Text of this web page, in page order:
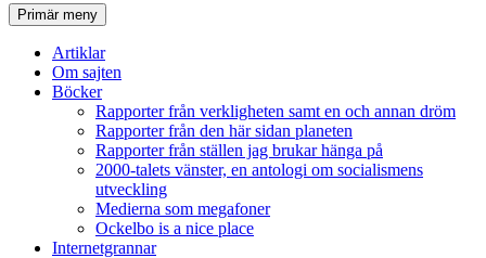
SökPrimär meny Hoppa
till
innehåll
Artiklar
Om sajten
Böcker
Rapporter från verkligheten samt en och annan dröm
Rapporter från den här sidan planeten
Rapporter från ställen jag brukar hänga på
2000-talets vänster, en antologi om socialismens
utveckling
Medierna som megafoner
Ockelbo is a nice place
Internetgrannar